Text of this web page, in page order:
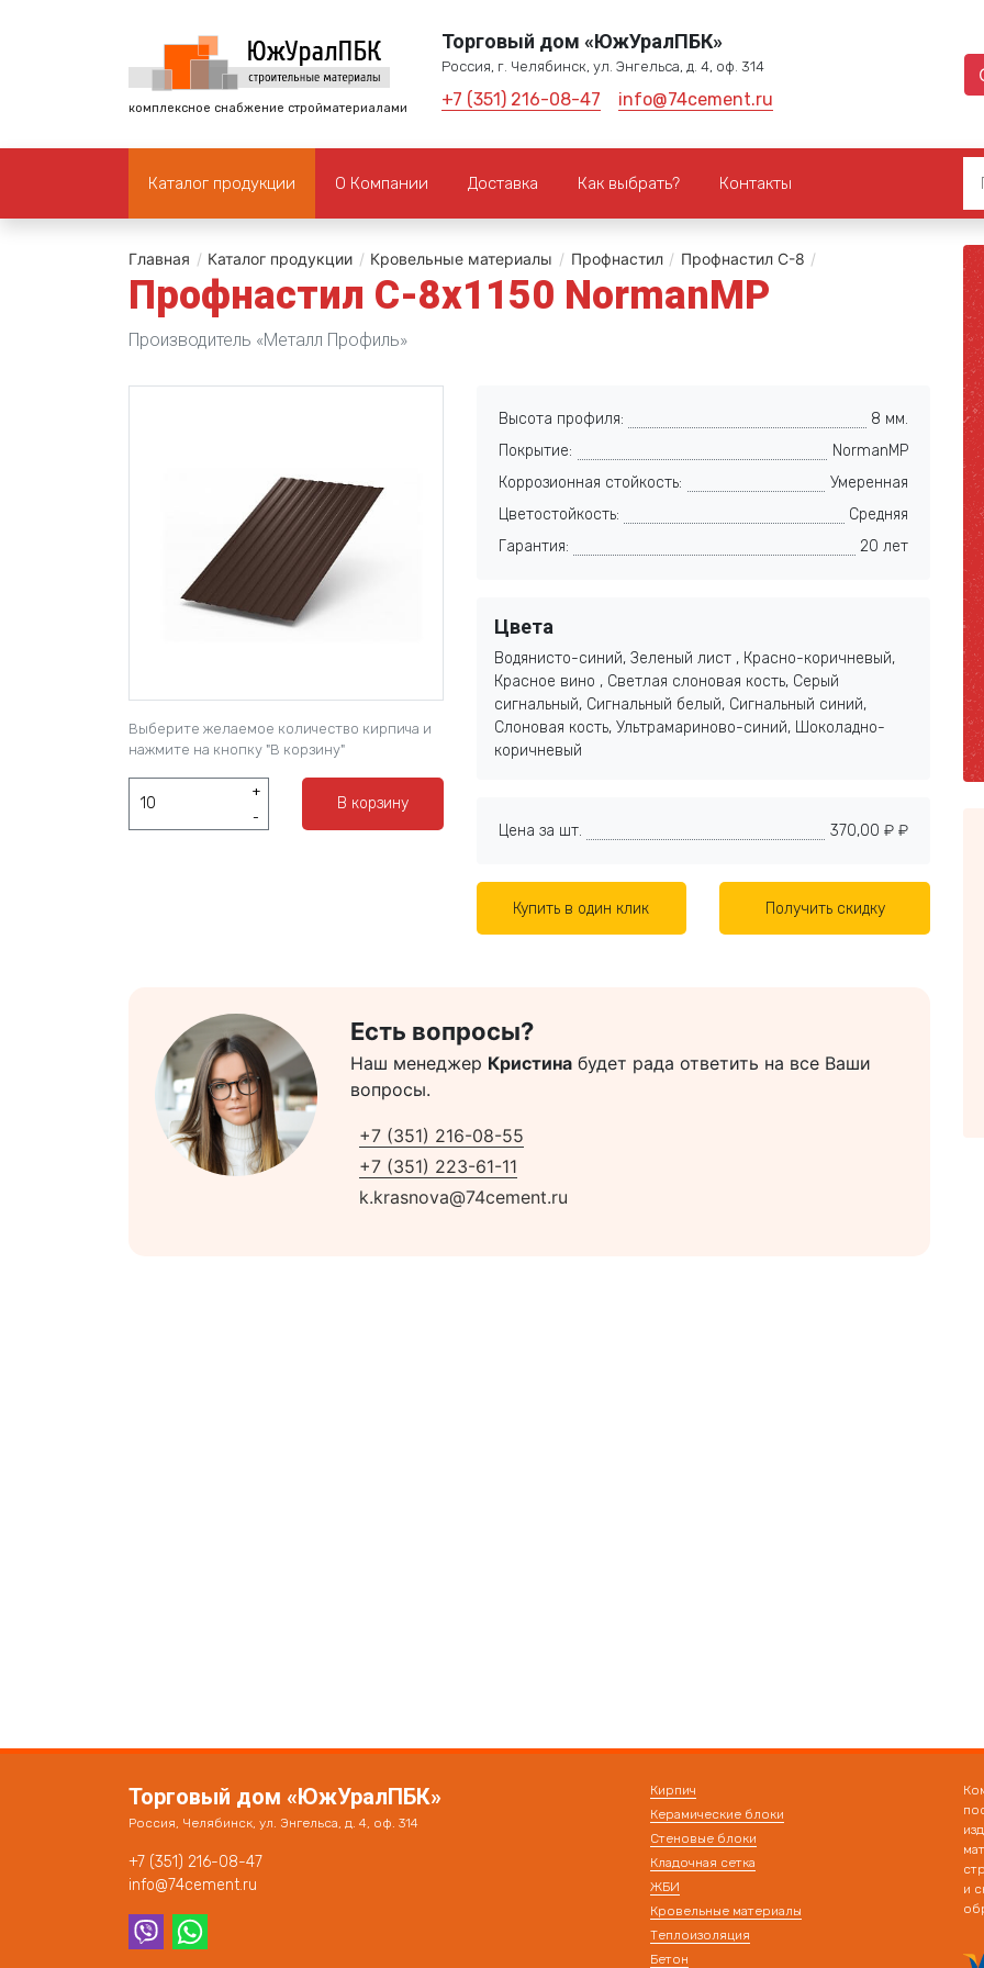
комплексное снабжение стройматериалами
Торговый дом «ЮжУралПБК»
Россия, г. Челябинск, ул. Энгельса, д. 4, оф. 314
+7 (351) 216-08-47 info@74cement.ru
Каталог продукции О Компании Доставка Как выбрать? Контакты
Главная / Каталог продукции / Кровельные материалы / Профнастил / Профнастил С-8 /
Профнастил С-8х1150 NormanMP
Производитель «Металл Профиль»
Выберите желаемое количество кирпича и
нажмите на кнопку "В корзину"
+
-
В корзину
Высота профиля:
8 мм.
Покрытие:
NormanMP
Коррозионная стойкость:
Умеренная
Цветостойкость:
Средняя
Гарантия:
20 лет
Цвета
Водянисто-синий, Зеленый лист , Красно-коричневый,
Красное вино , Светлая слоновая кость, Серый
сигнальный, Сигнальный белый, Сигнальный синий,
Слоновая кость, Ультрамариново-синий, Шоколадно-
коричневый
Цена за шт. 370,00 ₽ ₽
Купить в один клик Получить скидку
Есть вопросы?
Наш менеджер Кристина будет рада ответить на все Ваши
вопросы.
+7 (351) 216-08-55
+7 (351) 223-61-11
k.krasnova@74cement.ru
Торговый дом «ЮжУралПБК»
Россия, Челябинск, ул. Энгельса, д. 4, оф. 314
+7 (351) 216-08-47
info@74cement.ru
Кирпич
Керамические блоки
Стеновые блоки
Кладочная сетка
ЖБИ
Кровельные материалы
Теплоизоляция
Бетон
и